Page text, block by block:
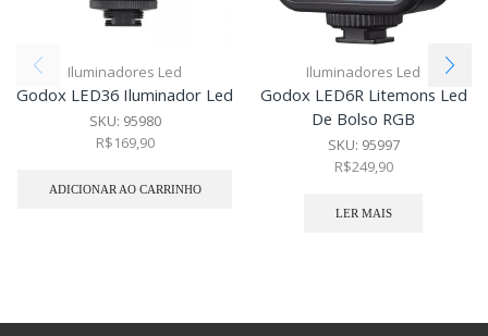
Iluminadores Led
Godox LED36 Iluminador Led
SKU: 95980
R$169,90
ADICIONAR AO CARRINHO
Iluminadores Led
Godox LED6R Litemons Led
De Bolso RGB
SKU: 95997
R$249,90
LER MAIS